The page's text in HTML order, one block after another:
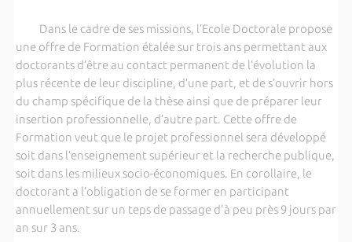
Dans le cadre de ses missions, l’Ecole Doctorale propose
une offre de Formation étalée sur trois ans permettant aux
doctorants d’être au contact permanent de l’évolution la
plus récente de leur discipline, d’une part, et de s’ouvrir hors
du champ spécifique de la thèse ainsi que de préparer leur
insertion professionnelle, d’autre part. Cette offre de
Formation veut que le projet professionnel sera développé
soit dans l’enseignement supérieur et la recherche publique,
soit dans les milieux socio-économiques. En corollaire, le
doctorant a l’obligation de se former en participant
annuellement sur un teps de passage d'à peu près 9 jours par
an sur 3 ans.